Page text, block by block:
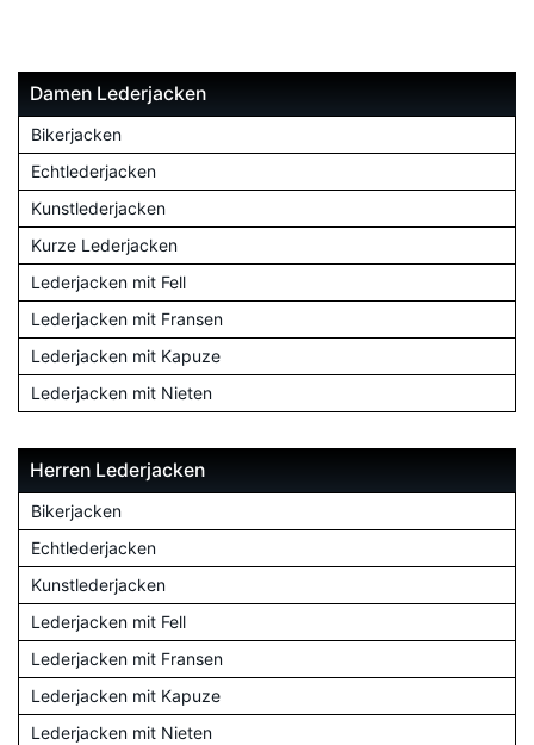
Damen Lederjacken
Bikerjacken
Echtlederjacken
Kunstlederjacken
Kurze Lederjacken
Lederjacken mit Fell
Lederjacken mit Fransen
Lederjacken mit Kapuze
Lederjacken mit Nieten
Herren Lederjacken
Bikerjacken
Echtlederjacken
Kunstlederjacken
Lederjacken mit Fell
Lederjacken mit Fransen
Lederjacken mit Kapuze
Lederjacken mit Nieten